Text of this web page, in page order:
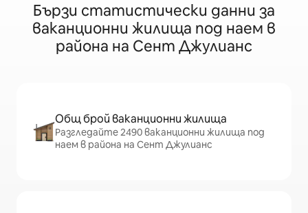
Бързи статистически данни за
ваканционни жилища под наем в
района на Сент Джулианс
Общ брой ваканционни жилища
Разгледайте 2490 ваканционни жилища под
наем в района на Сент Джулианс